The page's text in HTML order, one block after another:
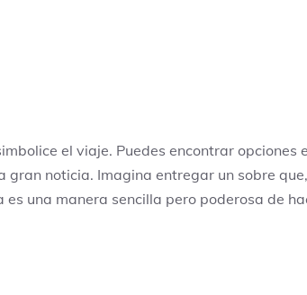
el viaje. Puedes encontrar opciones
noticia. Imagina entregar un sobre
una manera sencilla pero poderosa de